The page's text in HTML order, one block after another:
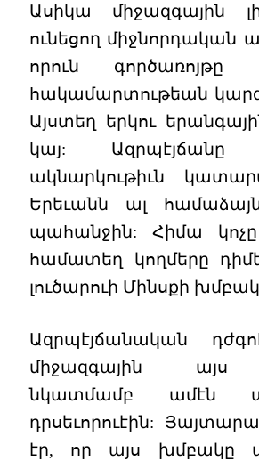
Ասիկա միջազգային
ունեցող միջնորդական
որուն գործառոյթը
հակամարտութեան
Այստեղ երկու
կայ: Ազրպէյճանը
ակնարկութիւն
Երեւանն ալ
պահանջին: Հիմա
համատեղ կողմերը
լուծարուի Մինսքի
Ազրպէյճանական
միջազգային այս
նկատմամբ ամէն
դրսեւորուէին:
էր, որ այս խմբակը